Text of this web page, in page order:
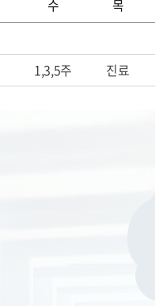
수
목
1,3,5주 진료